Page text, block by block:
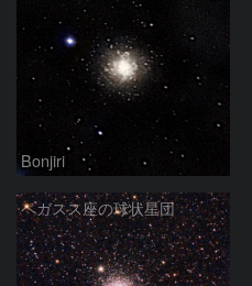
Bonjiri
ペガスス座の球状星団